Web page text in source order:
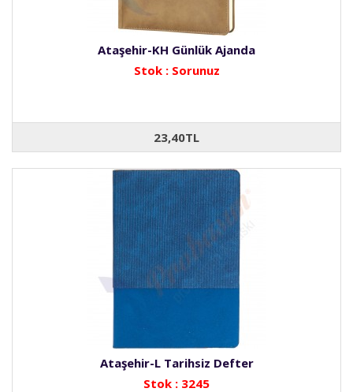
Ataşehir-KH Günlük Ajanda
Stok : Sorunuz
23,40TL
Ataşehir-L Tarihsiz Defter
Stok : 3245